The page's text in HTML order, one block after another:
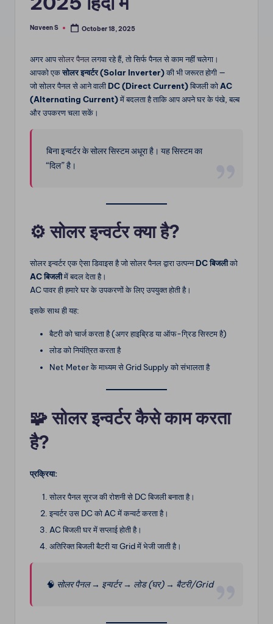
Posted
Naveen S October 18, 2025
अगर आपसोलर पैनललगवा रहे हैं, तो सिर्फ पैनल से काम नहीं चलेगा।
आपको एकसोलर इन्वर्टर (Solar Inverter)की भी जरूरत होगी —
जो सोलर पैनल से आने वाली DC (Direct Current)बिजली को AC
(Alternating Current)में बदलता है ताकि आप अपने घर के पंखे, बल्ब
और उपकरण चला सकें।
बिना इन्वर्टर के सोलर सिस्टम अधूरा है। यह सिस्टम का
“दिल” है।
⚙️सोलर इन्वर्टर क्या है?
सोलर इन्वर्टर एक ऐसा डिवाइस है जो सोलर पैनल द्वारा उत्पन्नDC बिजलीको
AC बिजलीमें बदल देता है।
AC पावर ही हमारे घर के उपकरणों के लिए उपयुक्त होती है।
इसके साथ ही यह:
बैटरी को चार्ज करता है (अगर हाइब्रिड या ऑफ-ग्रिड सिस्टम है)
लोड को नियंत्रित करता है
Net Meter के माध्यम से Grid Supply को संभालता है
🧩सोलर इन्वर्टर कैसे काम करता
है?
प्रक्रिया:
सोलर पैनल सूरज की रोशनी से DC बिजली बनाता है।
इन्वर्टर उस DC को AC में कन्वर्ट करता है।
AC बिजली घर में सप्लाई होती है।
अतिरिक्त बिजली बैटरी या Grid में भेजी जाती है।
🧠 सोलर पैनल → इन्वर्टर → लोड (घर) → बैटरी/Grid